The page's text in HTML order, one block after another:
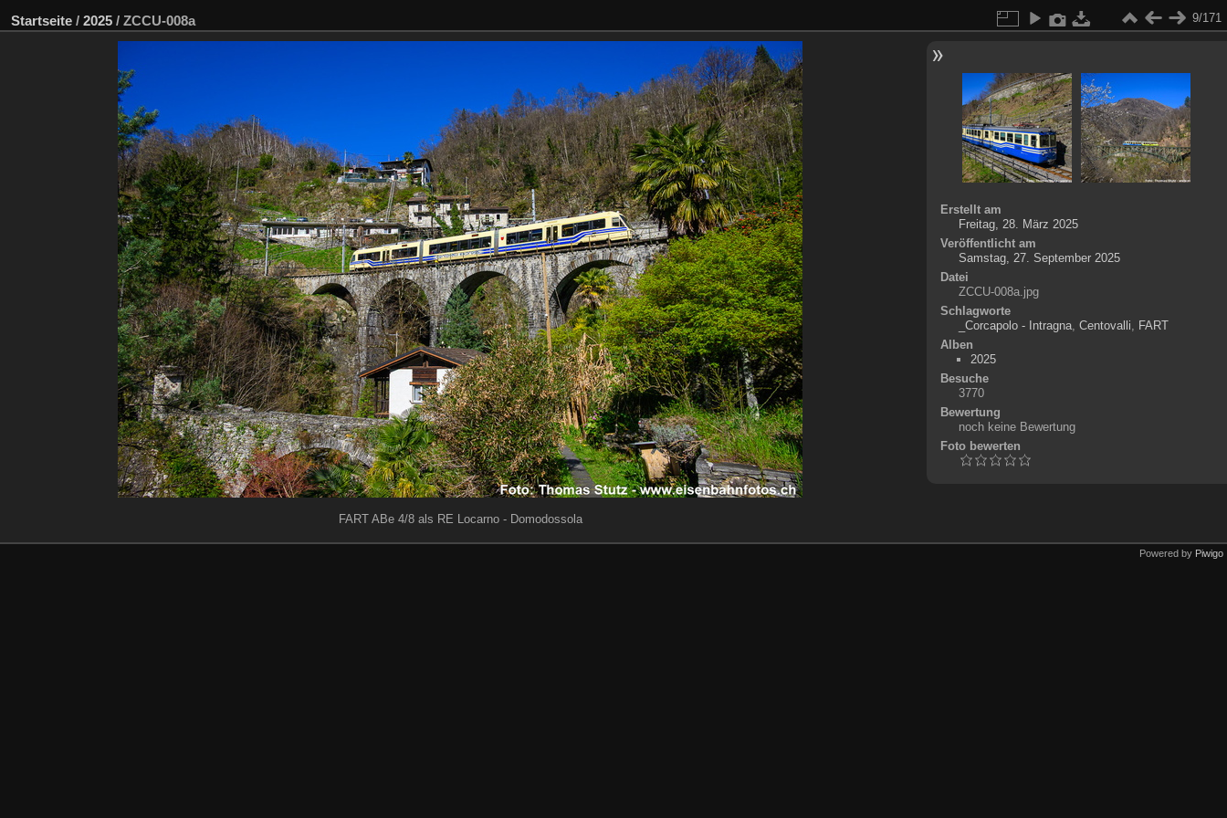
Startseite / 2025 / ZCCU-008a 9/171
FART ABe 4/8 als RE Locarno - Domodossola
Erstellt am
Freitag, 28. März 2025
Veröffentlicht am
Samstag, 27. September 2025
Datei
ZCCU-008a.jpg
Schlagworte
_Corcapolo - Intragna, Centovalli, FART
Alben
2025
Besuche
3770
Bewertung
noch keine Bewertung
Foto bewerten
Powered by Piwigo